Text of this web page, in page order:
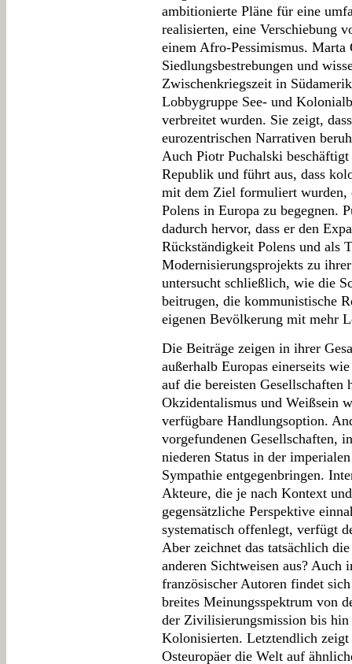
ambitionierte Pläne für eine
realisierten, eine Verschiebung
einem Afro-Pessimismus.
Siedlungsbestrebungen und
Zwischenkriegszeit in
Lobbygruppe See- und
verbreitet wurden. Sie zeigt,
eurozentrischen Narrativen
Auch Piotr Puchalski
Republik und führt aus, dass
mit dem Ziel formuliert wurden,
Polens in Europa zu begegnen.
dadurch hervor, dass er den
Rückständigkeit Polens und als
Modernisierungsprojekts zu
untersucht schließlich, wie die
beitrugen, die kommunistische
eigenen Bevölkerung mit mehr
Die Beiträge zeigen in ihrer
außerhalb Europas einerseits
auf die bereisten Gesellschaften
Okzidentalismus und Weißsein
verfügbare Handlungsoption.
vorgefundenen Gesellschaften,
niederen Status in der
Sympathie entgegenbringen.
Akteure, die je nach Kontext
gegensätzliche Perspektive
systematisch offenlegt, verfügt
Aber zeichnet das tatsächlich
anderen Sichtweisen aus? Auch
französischer Autoren findet
breites Meinungsspektrum von
der Zivilisierungsmission bis
Kolonisierten. Letztendlich
Osteuropäer die Welt auf